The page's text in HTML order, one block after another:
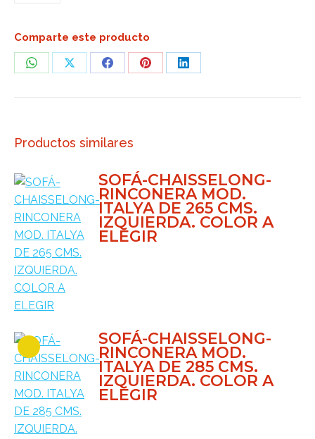
Comparte este producto
Share
Share
Share
Share
Share
Productos similares
SOFÁ-CHAISSELONG-
RINCONERA MOD.
ITALYA DE 265 CMS.
IZQUIERDA. COLOR A
ELEGIR
SOFÁ-CHAISSELONG-
RINCONERA MOD.
ITALYA DE 285 CMS.
IZQUIERDA. COLOR A
ELEGIR